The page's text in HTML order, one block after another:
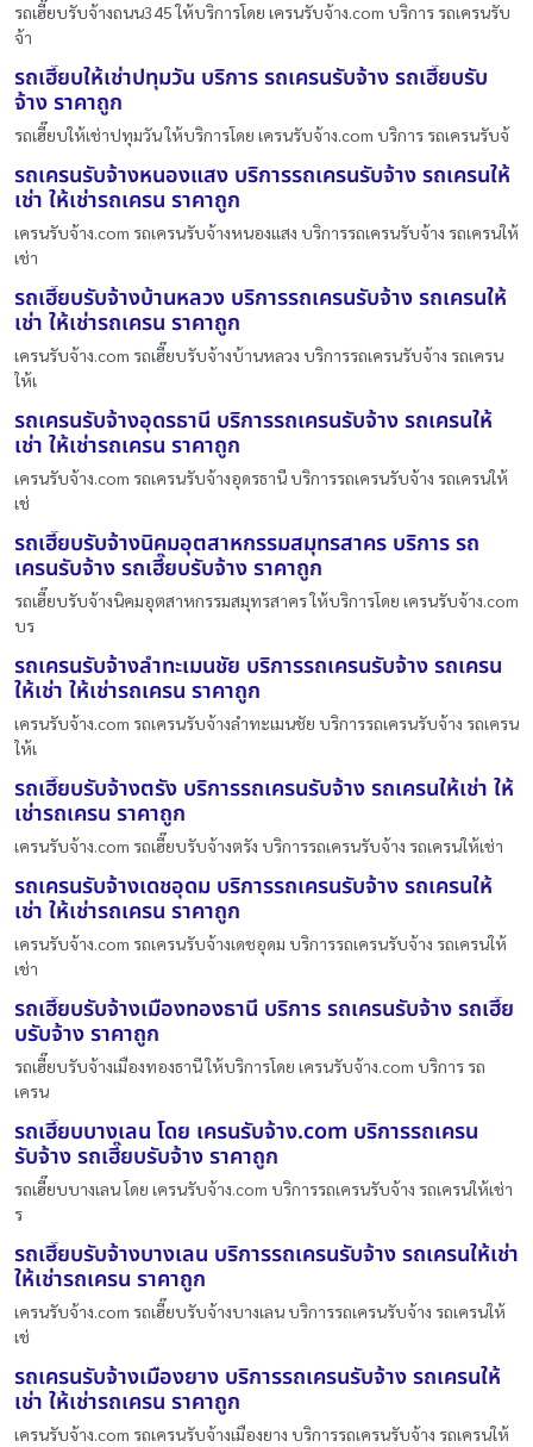
รถเฮี๊ยบรับจ้างถนน345 ให้บริการโดย เครนรับจ้าง.com บริการ รถเครนรับ
จ้า
รถเฮี๊ยบให้เช่าปทุมวัน บริการ รถเครนรับจ้าง รถเฮี๊ยบรับ
จ้าง ราคาถูก
รถเฮี๊ยบให้เช่าปทุมวัน ให้บริการโดย เครนรับจ้าง.com บริการ รถเครนรับจ้
รถเครนรับจ้างหนองแสง บริการรถเครนรับจ้าง รถเครนให้
เช่า ให้เช่ารถเครน ราคาถูก
เครนรับจ้าง.com รถเครนรับจ้างหนองแสง บริการรถเครนรับจ้าง รถเครนให้
เช่า
รถเฮี๊ยบรับจ้างบ้านหลวง บริการรถเครนรับจ้าง รถเครนให้
เช่า ให้เช่ารถเครน ราคาถูก
เครนรับจ้าง.com รถเฮี๊ยบรับจ้างบ้านหลวง บริการรถเครนรับจ้าง รถเครน
ให้เ
รถเครนรับจ้างอุดรธานี บริการรถเครนรับจ้าง รถเครนให้
เช่า ให้เช่ารถเครน ราคาถูก
เครนรับจ้าง.com รถเครนรับจ้างอุดรธานี บริการรถเครนรับจ้าง รถเครนให้
เช่
รถเฮี๊ยบรับจ้างนิคมอุตสาหกรรมสมุทรสาคร บริการ รถ
เครนรับจ้าง รถเฮี๊ยบรับจ้าง ราคาถูก
รถเฮี๊ยบรับจ้างนิคมอุตสาหกรรมสมุทรสาคร ให้บริการโดย เครนรับจ้าง.com
บร
รถเครนรับจ้างลำทะเมนชัย บริการรถเครนรับจ้าง รถเครน
ให้เช่า ให้เช่ารถเครน ราคาถูก
เครนรับจ้าง.com รถเครนรับจ้างลำทะเมนชัย บริการรถเครนรับจ้าง รถเครน
ให้เ
รถเฮี๊ยบรับจ้างตรัง บริการรถเครนรับจ้าง รถเครนให้เช่า ให้
เช่ารถเครน ราคาถูก
เครนรับจ้าง.com รถเฮี๊ยบรับจ้างตรัง บริการรถเครนรับจ้าง รถเครนให้เช่า
รถเครนรับจ้างเดชอุดม บริการรถเครนรับจ้าง รถเครนให้
เช่า ให้เช่ารถเครน ราคาถูก
เครนรับจ้าง.com รถเครนรับจ้างเดชอุดม บริการรถเครนรับจ้าง รถเครนให้
เช่า
รถเฮี๊ยบรับจ้างเมืองทองธานี บริการ รถเครนรับจ้าง รถเฮี๊ย
บรับจ้าง ราคาถูก
รถเฮี๊ยบรับจ้างเมืองทองธานี ให้บริการโดย เครนรับจ้าง.com บริการ รถ
เครน
รถเฮี๊ยบบางเลน โดย เครนรับจ้าง.com บริการรถเครน
รับจ้าง รถเฮี๊ยบรับจ้าง ราคาถูก
รถเฮี๊ยบบางเลน โดย เครนรับจ้าง.com บริการรถเครนรับจ้าง รถเครนให้เช่า
ร
รถเฮี๊ยบรับจ้างบางเลน บริการรถเครนรับจ้าง รถเครนให้เช่า
ให้เช่ารถเครน ราคาถูก
เครนรับจ้าง.com รถเฮี๊ยบรับจ้างบางเลน บริการรถเครนรับจ้าง รถเครนให้
เช่
รถเครนรับจ้างเมืองยาง บริการรถเครนรับจ้าง รถเครนให้
เช่า ให้เช่ารถเครน ราคาถูก
เครนรับจ้าง.com รถเครนรับจ้างเมืองยาง บริการรถเครนรับจ้าง รถเครนให้